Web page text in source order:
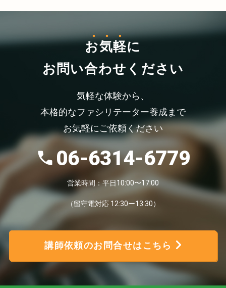
お気軽に
お問い合わせください
気軽な体験から、
本格的なファシリテーター養成まで
お気軽にご依頼ください
06-6314-6779
営業時間：平日10:00〜17:00
（留守電対応 12:30ー13:30）
講師依頼のお問合せはこちら